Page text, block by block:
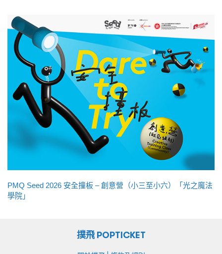
PMQ Seed 2026 安全撞板 – 創意營（小三至小六）「光之魔法
學院」
撲飛 POPTICKET